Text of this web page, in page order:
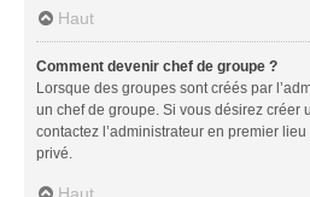
Haut
Comment devenir chef de groupe ?
Lorsque des groupes sont créés par
un chef de groupe. Si vous désirez créer
contactez l’administrateur en premier
privé.